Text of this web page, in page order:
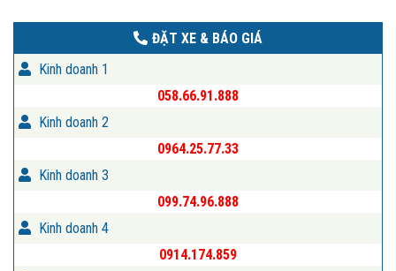
ĐẶT XE & BÁO GIÁ
Kinh doanh 1
058.66.91.888
Kinh doanh 2
0964.25.77.33
Kinh doanh 3
099.74.96.888
Kinh doanh 4
0914.174.859